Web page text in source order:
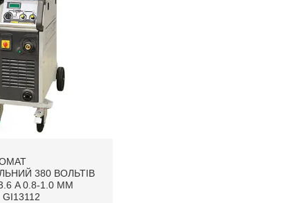
380 ВОЛЬТІВ
A 0.8-1.0 ММ